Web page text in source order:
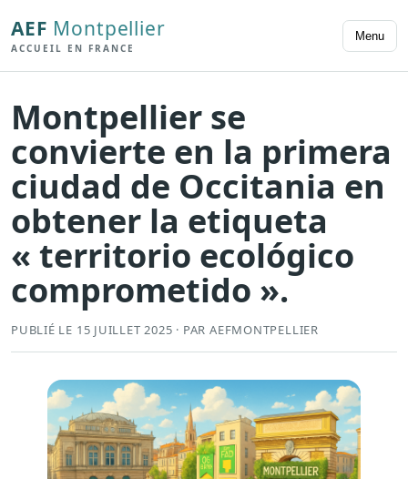
AEF Montpellier
ACCUEIL EN FRANCE
Menu
Montpellier se
convierte en la primera
ciudad de Occitania en
obtener la etiqueta
« territorio ecológico
comprometido ».
PUBLIÉ LE 15 JUILLET 2025 · PAR AEFMONTPELLIER